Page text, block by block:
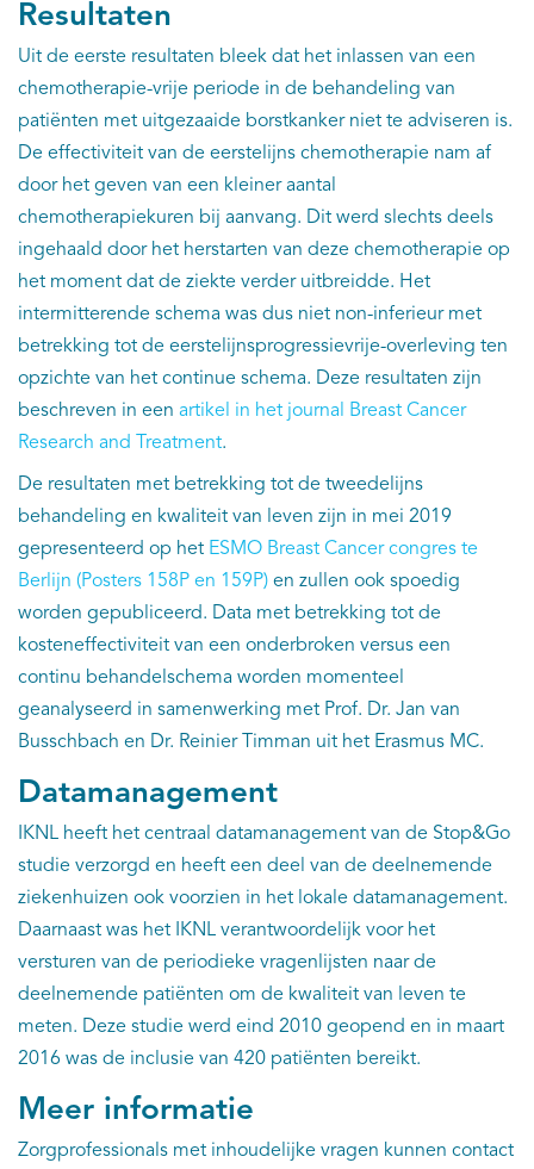
Resultaten
Uit de eerste resultaten bleek dat het inlassen van een
chemotherapie-vrije periode in de behandeling van
patiënten met uitgezaaide borstkanker niet te adviseren is.
De effectiviteit van de eerstelijns chemotherapie nam af
door het geven van een kleiner aantal
chemotherapiekuren bij aanvang. Dit werd slechts deels
ingehaald door het herstarten van deze chemotherapie op
het moment dat de ziekte verder uitbreidde. Het
intermitterende schema was dus niet non-inferieur met
betrekking tot de eerstelijnsprogressievrije-overleving ten
opzichte van het continue schema. Deze resultaten zijn
beschreven in een artikel in het journal Breast Cancer
Research and Treatment.
De resultaten met betrekking tot de tweedelijns
behandeling en kwaliteit van leven zijn in mei 2019
gepresenteerd op het ESMO Breast Cancer congres te
Berlijn (Posters 158P en 159P) en zullen ook spoedig
worden gepubliceerd. Data met betrekking tot de
kosteneffectiviteit van een onderbroken versus een
continu behandelschema worden momenteel
geanalyseerd in samenwerking met Prof. Dr. Jan van
Busschbach en Dr. Reinier Timman uit het Erasmus MC.
Datamanagement
IKNL heeft het centraal datamanagement van de Stop&Go
studie verzorgd en heeft een deel van de deelnemende
ziekenhuizen ook voorzien in het lokale datamanagement.
Daarnaast was het IKNL verantwoordelijk voor het
versturen van de periodieke vragenlijsten naar de
deelnemende patiënten om de kwaliteit van leven te
meten. Deze studie werd eind 2010 geopend en in maart
2016 was de inclusie van 420 patiënten bereikt.
Meer informatie
Zorgprofessionals met inhoudelijke vragen kunnen contact